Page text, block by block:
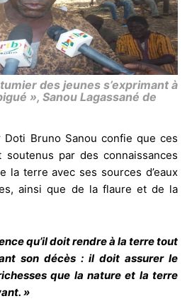
des jeunes s’exprimant à
», Sanou Lagassané de
Doti Bruno Sanou confie que ces
par des connaissances
la terre avec ses sources d’eaux
ainsi que de la flaure et de la
qu’il doit rendre à la terre tout
son décès : il doit assurer le
que la nature et la terre
»